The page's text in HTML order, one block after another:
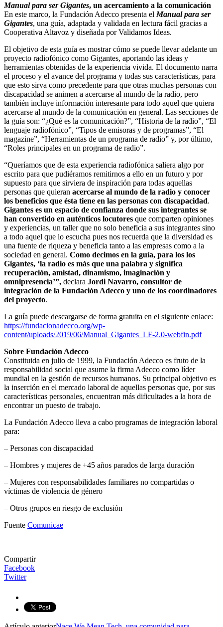
Manual para ser Gigantes, un acercamiento a la comunicación
En este marco, la Fundación Adecco presenta el Manual para ser
Gigantes, una guía, adaptada y validada en lectura fácil gracias a
Cooperativa Altavoz y diseñada por Validamos Ideas.
El objetivo de esta guía es mostrar cómo se puede llevar adelante un
proyecto radiofónico como Gigantes, aportando las ideas y
herramientas obtenidas de la experiencia vivida. El documento narra
el proceso y el avance del programa y todas sus características, para
que esto sirva como precedente para que otras muchas personas con
discapacidad se animen a acercarse al mundo de la radio, pero
también incluye información interesante para todo aquel que quiera
acercarse al mundo de la comunicación en general. Las secciones de
la guía son: “¿Qué es la comunicación?”, “Historia de la radio”, “El
lenguaje radiofónico”, “Tipos de emisoras y de programas”, “El
magazine”, “Herramientas de un programa de radio” y, por último,
“Roles principales en un programa de radio”.
“Queríamos que de esta experiencia radiofónica saliera algo por
escrito para que pudiéramos remitirnos a ello en un futuro y por
supuesto para que sirviera de inspiración para todas aquellas
personas que quieran acercarse al mundo de la radio y conocer
los beneficios que ésta tiene en las personas con discapacidad.
Gigantes es un espacio de confianza donde sus integrantes se
han convertido en auténticos locutores que comparten opiniones
y experiencias, un taller que no solo beneficia a sus integrantes sino
a todo aquel que lo escucha pues nos recuerda que la diversidad es
una fuente de riqueza y beneficia tanto a las empresas como a la
sociedad en general. Como decimos en la guía, para los los
Gigantes, ‘la radio es más que una palabra y significa
recuperación, amistad, dinamismo, imaginación y
omnipresencia’”, declara Jordi Navarro, consultor de
integración de la Fundación Adecco y uno de los coordinadores
del proyecto.
La guía puede descargarse de forma gratuita en el siguiente enlace:
https://fundacionadecco.org/wp-
content/uploads/2019/06/Manual_Gigantes_LF-2.0-webfin.pdf
Sobre Fundación Adecco
Constituida en julio de 1999, la Fundación Adecco es fruto de la
responsabilidad social que asume la firma Adecco como líder
mundial en la gestión de recursos humanos. Su principal objetivo es
la inserción en el mercado laboral de aquellas personas que, por sus
características personales, encuentran más dificultades a la hora de
encontrar un puesto de trabajo.
La Fundación Adecco lleva a cabo programas de integración laboral
para:
– Personas con discapacidad
– Hombres y mujeres de +45 años parados de larga duración
– Mujeres con responsabilidades familiares no compartidas o
víctimas de violencia de género
– Otros grupos en riesgo de exclusión
Fuente Comunicae
Compartir
Facebook
Twitter